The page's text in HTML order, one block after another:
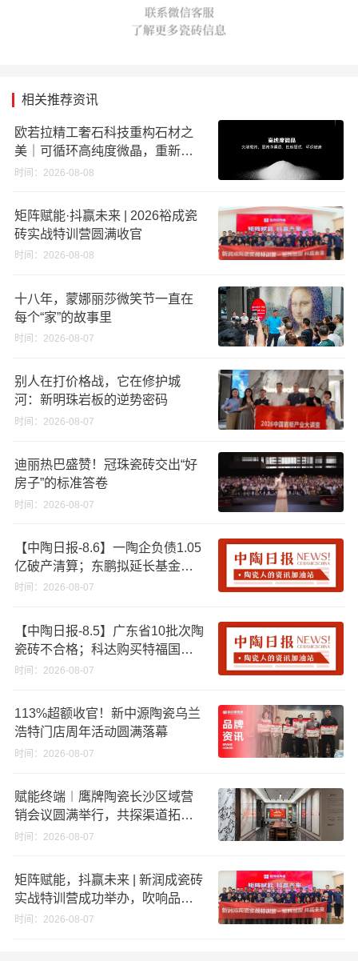
相关推荐资讯
欧若拉精工奢石科技重构石材之
美｜可循环高纯度微晶，重新定
义高端奢石原料
时间：2026-08-08
矩阵赋能·抖赢未来 | 2026裕成瓷
砖实战特训营圆满收官
时间：2026-08-08
十八年，蒙娜丽莎微笑节一直在
每个“家”的故事里
时间：2026-08-07
别人在打价格战，它在修护城
河：新明珠岩板的逆势密码
时间：2026-08-07
迪丽热巴盛赞！冠珠瓷砖交出“好
房子”的标准答卷
时间：2026-08-07
【中陶日报-8.6】一陶企负债1.05
亿破产清算；东鹏拟延长基金投
资期限；工信部开展建陶行业能
时间：2026-08-07
【中陶日报-8.5】广东省10批次陶
瓷砖不合格；科达购买特福国际
股份申请未通过；蒙娜丽莎5千万
破18亿元
时间：2026-08-07
113%超额收官！新中源陶瓷乌兰
浩特门店周年活动圆满落幕
时间：2026-08-07
赋能终端︱鹰牌陶瓷长沙区域营
销会议圆满举行，共探渠道拓展
与门店升级新路径
时间：2026-08-07
矩阵赋能，抖赢未来 | 新润成瓷砖
实战特训营成功举办，吹响品牌
秋季营销冲锋号！
时间：2026-08-07